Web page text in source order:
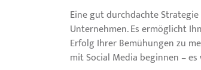
Eine gut durchdachte
Unternehmen. Es ermöglicht
Erfolg Ihrer Bemühungen zu
mit Social Media beginnen –